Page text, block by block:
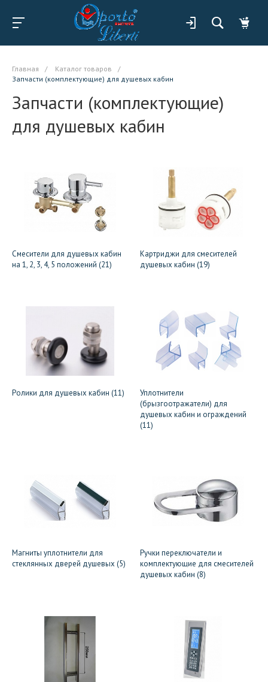
Главная / Каталог товаров
/
Запчасти (комплектующие) для душевых кабин
Запчасти (комплектующие)
для душевых кабин
Смесители для душевых кабин
на 1, 2, 3, 4, 5 положений (21)
Картриджи для смесителей
душевых кабин (19)
Ролики для душевых кабин (11)
Уплотнители
(брызгоотражатели) для
душевых кабин и ограждений
(11)
Магниты уплотнители для
стеклянных дверей душевых (5)
Ручки переключатели и
комплектующие для смесителей
душевых кабин (8)